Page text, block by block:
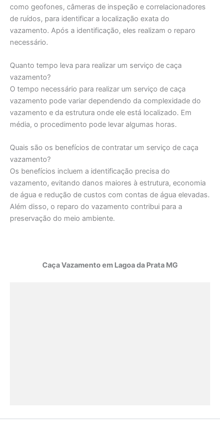
como geofones, câmeras de inspeção e correlacionadores
de ruídos, para identificar a localização exata do
vazamento. Após a identificação, eles realizam o reparo
necessário.
Quanto tempo leva para realizar um serviço de caça
vazamento?
O tempo necessário para realizar um serviço de caça
vazamento pode variar dependendo da complexidade do
vazamento e da estrutura onde ele está localizado. Em
média, o procedimento pode levar algumas horas.
Quais são os benefícios de contratar um serviço de caça
vazamento?
Os benefícios incluem a identificação precisa do
vazamento, evitando danos maiores à estrutura, economia
de água e redução de custos com contas de água elevadas.
Além disso, o reparo do vazamento contribui para a
preservação do meio ambiente.
Caça Vazamento em Lagoa da Prata MG